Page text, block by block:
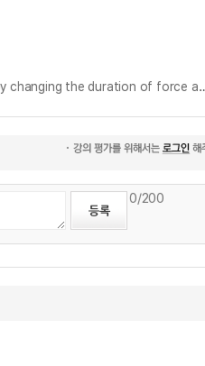
실험적 치아이동에서 힘의 적용시간 변화에 따른 치아이동량 및 조직학적 변화 = (A)study on the
0/200